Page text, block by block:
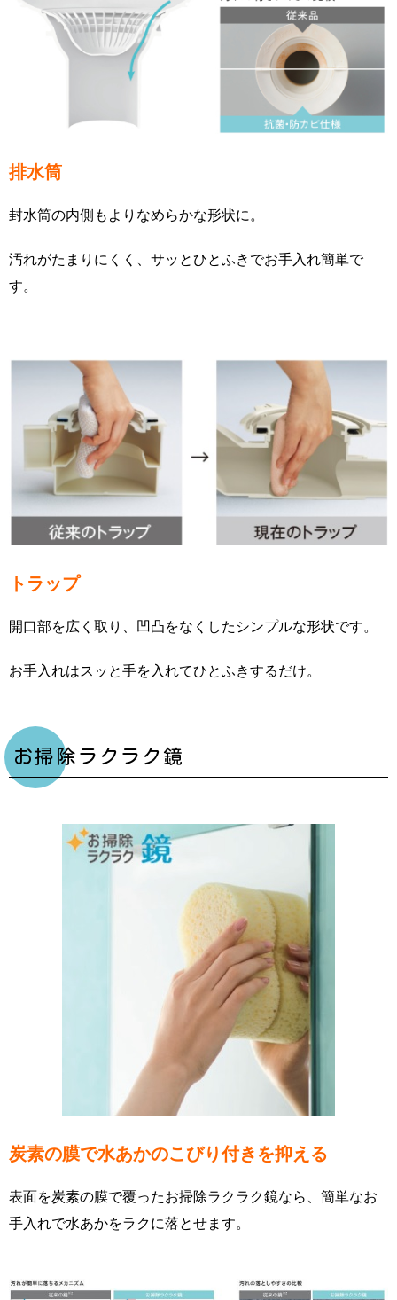
排水筒
封水筒の内側もよりなめらかな形状に。
汚れがたまりにくく、サッとひとふきでお手入れ簡単で
す。
トラップ
開口部を広く取り、凹凸をなくしたシンプルな形状です。
お手入れはスッと手を入れてひとふきするだけ。
お掃除ラクラク鏡
炭素の膜で水あかのこびり付きを抑える
表面を炭素の膜で覆ったお掃除ラクラク鏡なら、簡単なお
手入れで水あかをラクに落とせます。